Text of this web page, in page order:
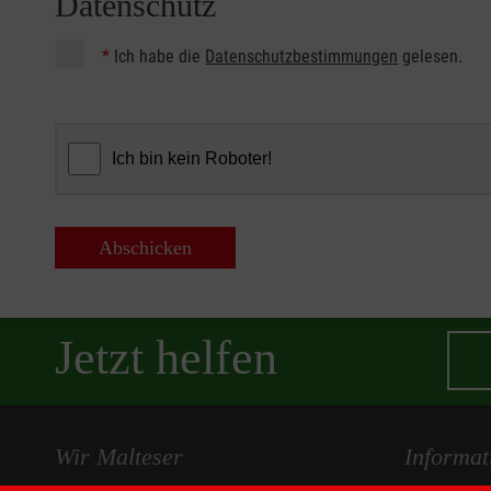
* Ich habe die Datenschutzbestimmungen gelesen.
Abschicken
Jetzt helfen
Wir Malteser